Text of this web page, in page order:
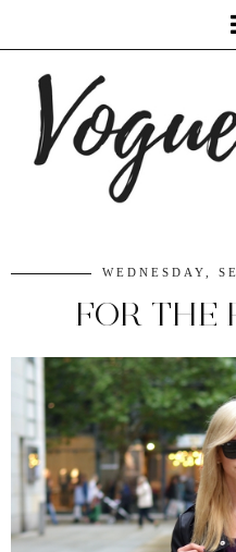
WEDNESDAY,
FOR THE